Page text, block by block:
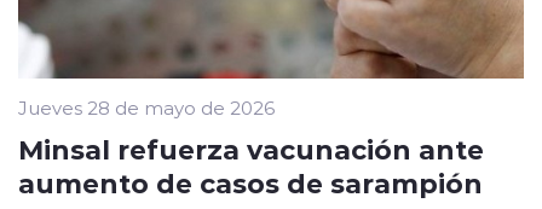
Jueves 28 de mayo de 2026
Minsal refuerza vacunación ante
aumento de casos de sarampión